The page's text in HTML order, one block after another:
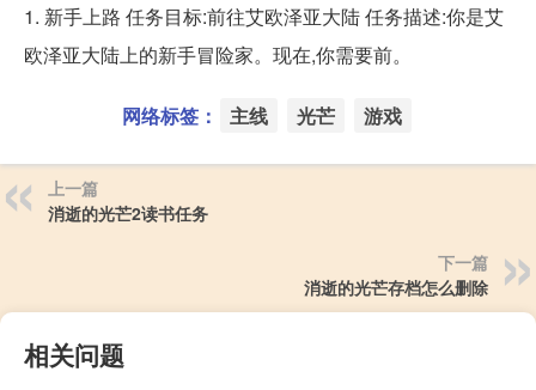
1. 新手上路 任务目标:前往艾欧泽亚大陆 任务描述:你是艾
欧泽亚大陆上的新手冒险家。现在,你需要前。
网络标签： 主线 光芒 游戏
上一篇
消逝的光芒2读书任务
下一篇
消逝的光芒存档怎么删除
相关问题